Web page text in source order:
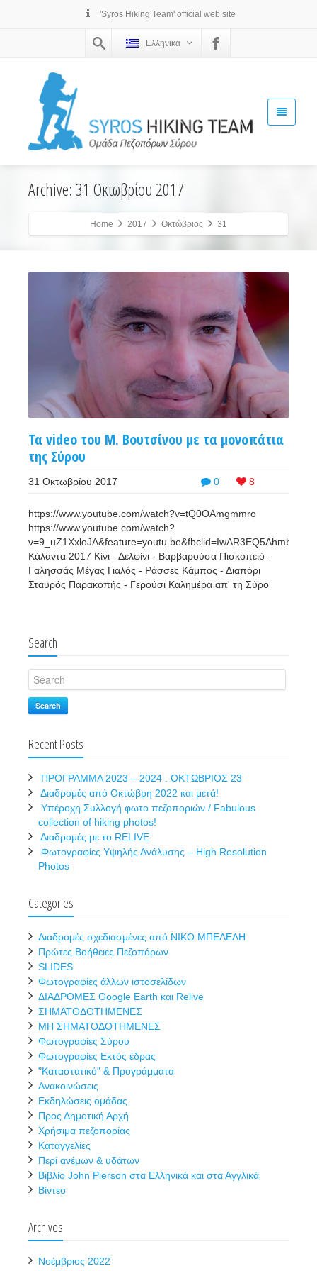
'Syros Hiking Team' official web site
Ελληνικα
Archive: 31 Οκτωβρίου 2017
Home 2017 Οκτώβριος 31
Τα video του Μ. Βουτσίνου με τα μονοπάτια
της Σύρου
0 8
31 Οκτωβρίου 2017
https://www.youtube.com/watch?v=tQ0OAmgmmro
https://www.youtube.com/watch?
Κάλαντα 2017 Κίνι - Δελφίνι - Βαρβαρούσα Πισκοπειό -
Γαλησσάς Μέγας Γιαλός - Ράσσες Κάμπος - Διαπόρι
Σταυρός Παρακοπής - Γερούσι Καλημέρα απ' τη Σύρο
Search
Search
Recent Posts
ΠΡΟΓΡΑΜΜΑ 2023 – 2024 . ΟΚΤΩΒΡΙΟΣ 23
Διαδρομές από Οκτώβρη 2022 και μετά!
Υπέροχη Συλλογή φωτο πεζοποριών / Fabulous
collection of hiking photos!
Διαδρομές με το RELIVE
Φωτογραφίες Υψηλής Ανάλυσης – High Resolution
Photos
Categories
Διαδρομές σχεδιασμένες από ΝΙΚΟ ΜΠΕΛΕΛΗ
Πρώτες Βοήθειες Πεζοπόρων
SLIDES
Φωτογραφίες άλλων ιστοσελίδων
ΔΙΑΔΡΟΜΕΣ Google Earth και Relive
ΣΗΜΑΤΟΔΟΤΗΜΕΝΕΣ
ΜΗ ΣΗΜΑΤΟΔΟΤΗΜΕΝΕΣ
Φωτογραφίες Σύρου
Φωτογραφίες Εκτός έδρας
"Καταστατικό" & Προγράμματα
Ανακοινώσεις
Εκδηλώσεις ομάδας
Προς Δημοτική Αρχή
Χρήσιμα πεζοπορίας
Καταγγελίες
Περί ανέμων & υδάτων
Βιβλίο John Pierson στα Ελληνικά και στα Αγγλικά
Βίντεο
Archives
Νοέμβριος 2022